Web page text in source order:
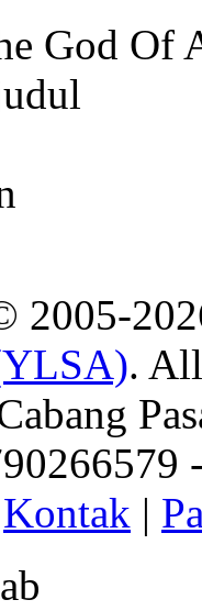
God Of
2005-
.
Kontak |